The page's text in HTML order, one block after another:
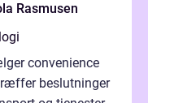
Rasmusen
convenience
beslutninger